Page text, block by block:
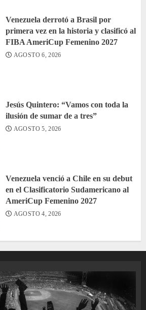
Venezuela derrotó a Brasil por
primera vez en la historia y clasificó al
FIBA AmeriCup Femenino 2027
AGOSTO 6, 2026
Jesús Quintero: “Vamos con toda la
ilusión de sumar de a tres”
AGOSTO 5, 2026
Venezuela venció a Chile en su debut
en el Clasificatorio Sudamericano al
AmeriCup Femenino 2027
AGOSTO 4, 2026